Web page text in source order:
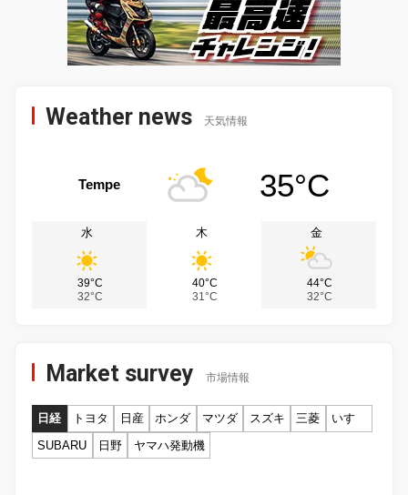
Weather news 天気情報
Tempe 35°C
水
39°C
32°C
木
40°C
31°C
金
44°C
32°C
Market survey 市場情報
日経 トヨタ 日産 ホンダ マツダ スズキ 三菱
いすゞ
SUBARU
日野 ヤマハ発動機